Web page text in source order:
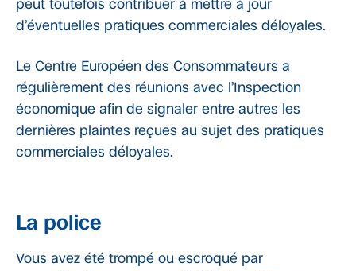
peut toutefois contribuer à mettre à jour
d’éventuelles pratiques commerciales déloyales.
Le Centre Européen des Consommateurs a
régulièrement des réunions avec l’Inspection
économique afin de signaler entre autres les
dernières plaintes reçues au sujet des pratiques
commerciales déloyales.
La police
Vous avez été trompé ou escroqué par